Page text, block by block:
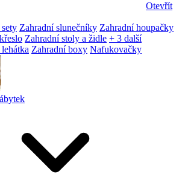
Otevřít
Zahradní slunečníky Zahradní houpačky
Zahradní stoly a židle + 3 další
Zahradní boxy Nafukovačky